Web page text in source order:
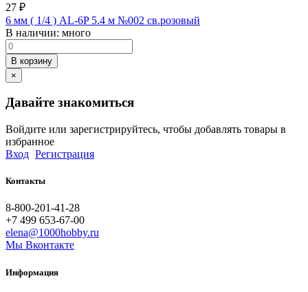
27 ₽
6 мм ( 1/4 ) AL-6P 5.4 м №002 св.розовый
В наличии: много
В корзину
×
Давайте знакомиться
Войдите или зарегистрируйтесь, чтобы добавлять товары в
избранное
Вход Регистрация
Контакты
8-800-201-41-28
+7 499 653-67-00
elena@1000hobby.ru
Мы Вконтакте
Информация